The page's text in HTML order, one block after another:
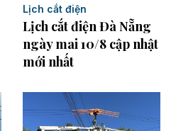
Lịch cắt điện
Lịch cắt điện Đà Nẵng
ngày mai 10/8 cập nhật
mới nhất